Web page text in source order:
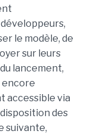
le modèle, de
sur leurs
lancement,
encore
accessible via
des
suivante,